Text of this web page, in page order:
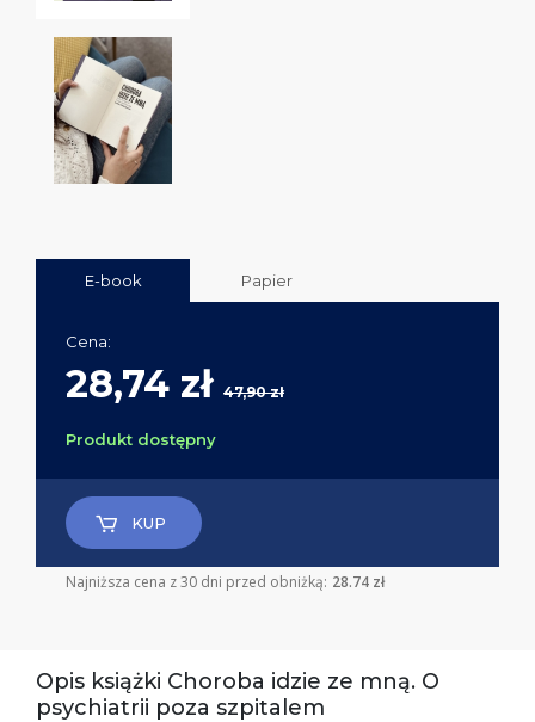
E-book Papier
Cena:
28,74 zł 47,90 zł
Produkt dostępny
KUP
Najniższa cena z 30 dni przed obniżką: 28.74 zł
Opis książki Choroba idzie ze mną. O
psychiatrii poza szpitalem